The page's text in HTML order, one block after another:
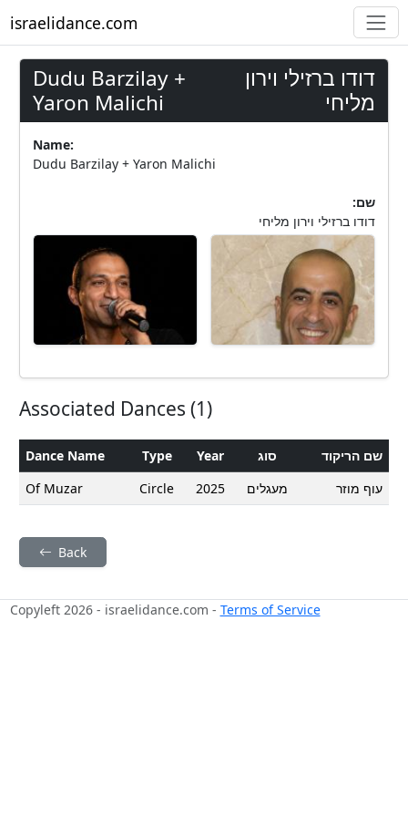
israelidance.com
Dudu Barzilay +
Yaron Malichi
דודו ברזילי וירון
מליחי
Name:
Dudu Barzilay + Yaron Malichi
:שם
דודו ברזילי וירון מליחי
Associated Dances (1)
Dance Name Type Year סוג
שם הריקוד
Of Muzar
Circle 2025 מעגלים עוף מוזר
Back
Copyleft 2026 - israelidance.com - Terms of Service